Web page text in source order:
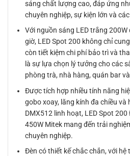
sáng chất lượng cao, đáp ứng
chuyên nghiệp, sự kiện lớn và
Với nguồn sáng LED trắng
giờ, LED Spot 200 không chỉ
còn tiết kiệm chi phí bảo trì và
là sự lựa chọn lý tưởng cho các
phòng trà, nhà hàng, quán bar
Được tích hợp nhiều tính năng
gobo xoay, lăng kính đa chiều và
DMX512 linh hoạt, LED Spot
450W Mitek mang đến trải
chuyên nghiệp.
Đèn có thiết kế chắc chắn, với